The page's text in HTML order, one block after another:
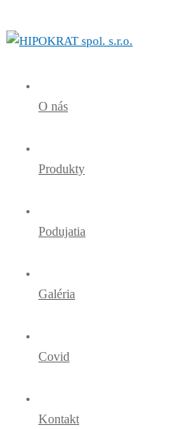
O nás
Produkty
Podujatia
Galéria
Covid
Kontakt